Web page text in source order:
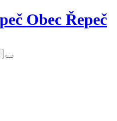
Obec Řepeč